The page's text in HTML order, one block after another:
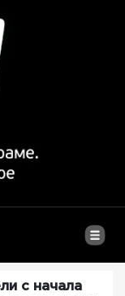
с начала